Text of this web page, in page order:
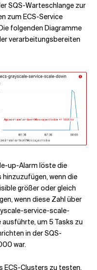
SQS-Warteschlange zur
zum ECS-Service
folgenden Diagramme
verarbeitungsbereiten
up-Alarm löste die
hinzuzufügen, wenn die
größer oder gleich
wenn diese Zahl über
service-scale-
um 5 Tasks zu
in der SQS-
war.
ECS-Clusters zu testen,